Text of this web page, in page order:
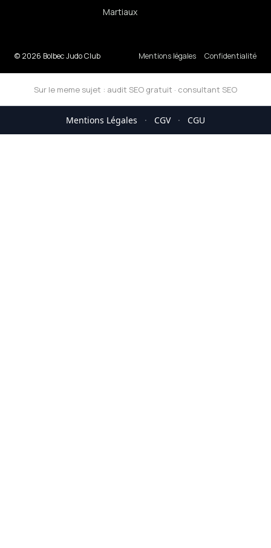
Martiaux
© 2026 Bolbec Judo Club Mentions légales Confidentialité
Sur le meme sujet : audit SEO gratuit · consultant SEO
Mentions Légales · CGV · CGU